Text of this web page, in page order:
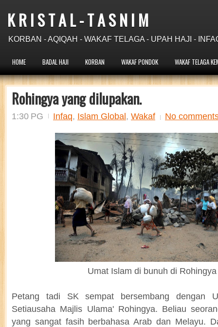
K R I S T A L - T A S N I M
KORBAN - AQIQAH - WAKAF TELAGA - UPAH HAJI -
HOME BADAL HAJI KORBAN WAKAF PONDOK WAKAF TELAGA
Rohingya yang dilupakan.
1:30 PG Infaq, Islam Global, Wakaf No
Umat Islam di bunuh di Rohingya
Petang tadi SK sempat bersembang dengan
Setiausaha Majlis Ulama' Rohingya. Beliau
yang sangat fasih berbahasa Arab dan Melayu.